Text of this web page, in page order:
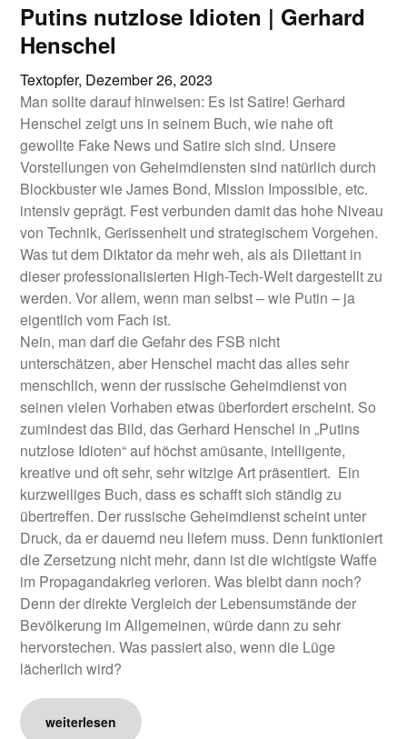
Putins nutzlose Idioten | Gerhard
Henschel
Textopfer, Dezember 26, 2023
Man sollte darauf hinweisen: Es ist Satire! Gerhard
Henschel zeigt uns in seinem Buch, wie nahe oft
gewollte Fake News und Satire sich sind. Unsere
Vorstellungen von Geheimdiensten sind natürlich durch
Blockbuster wie James Bond, Mission Impossible, etc.
intensiv geprägt. Fest verbunden damit das hohe Niveau
von Technik, Gerissenheit und strategischem Vorgehen.
Was tut dem Diktator da mehr weh, als als Dilettant in
dieser professionalisierten High-Tech-Welt dargestellt zu
werden. Vor allem, wenn man selbst – wie Putin – ja
eigentlich vom Fach ist.
Nein, man darf die Gefahr des FSB nicht
unterschätzen, aber Henschel macht das alles sehr
menschlich, wenn der russische Geheimdienst von
seinen vielen Vorhaben etwas überfordert erscheint. So
zumindest das Bild, das Gerhard Henschel in „Putins
nutzlose Idioten“ auf höchst amüsante, intelligente,
kreative und oft sehr, sehr witzige Art präsentiert. Ein
kurzweiliges Buch, dass es schafft sich ständig zu
übertreffen. Der russische Geheimdienst scheint unter
Druck, da er dauernd neu liefern muss. Denn funktioniert
die Zersetzung nicht mehr, dann ist die wichtigste Waffe
im Propagandakrieg verloren. Was bleibt dann noch?
Denn der direkte Vergleich der Lebensumstände der
Bevölkerung im Allgemeinen, würde dann zu sehr
hervorstechen. Was passiert also, wenn die Lüge
lächerlich wird?
weiterlesen